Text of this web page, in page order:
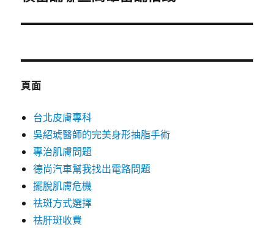
文
頁面
台北皮膚專科
吳紹琥醫師的完美身形抽脂手術
專治肌膚問題
德尚汽車幫我找出電路問題
擺脫肌膚危機
祛斑方式選擇
祛肝斑收費